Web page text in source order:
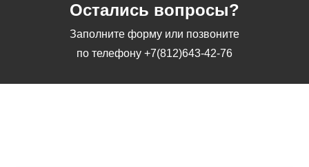
Остались вопросы?
Заполните форму или позвоните
по телефону +7(812)643-42-76